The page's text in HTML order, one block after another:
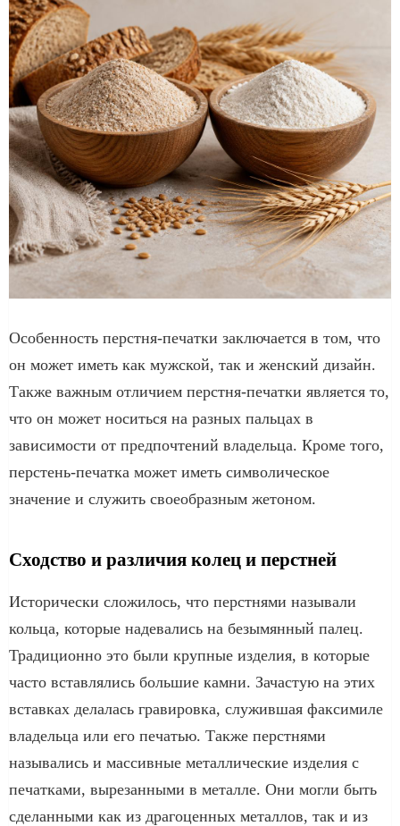
Особенность перстня-печатки заключается в том, что
он может иметь как мужской, так и женский дизайн.
Также важным отличием перстня-печатки является то,
что он может носиться на разных пальцах в
зависимости от предпочтений владельца. Кроме того,
перстень-печатка может иметь символическое
значение и служить своеобразным жетоном.
Сходство и различия колец и перстней
Исторически сложилось, что перстнями называли
кольца, которые надевались на безымянный палец.
Традиционно это были крупные изделия, в которые
часто вставлялись большие камни. Зачастую на этих
вставках делалась гравировка, служившая факсимиле
владельца или его печатью. Также перстнями
назывались и массивные металлические изделия с
печатками, вырезанными в металле. Они могли быть
сделанными как из драгоценных металлов, так и из